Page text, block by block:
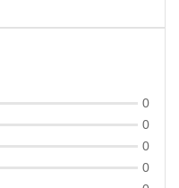
0
0
0
0